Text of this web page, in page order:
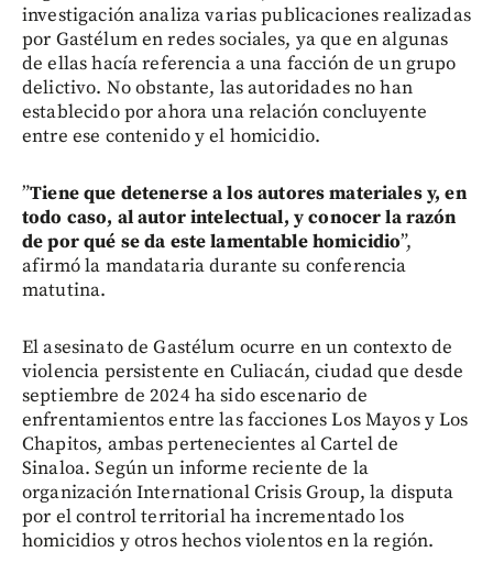
investigación analiza varias publicaciones realizadas
por Gastélum en redes sociales, ya que en algunas
de ellas hacía referencia a una facción de un grupo
delictivo. No obstante, las autoridades no han
establecido por ahora una relación concluyente
entre ese contenido y el homicidio.
”Tiene que detenerse a los autores materiales y, en
todo caso, al autor intelectual, y conocer la razón
de por qué se da este lamentable homicidio”,
afirmó la mandataria durante su conferencia
matutina.
El asesinato de Gastélum ocurre en un contexto de
violencia persistente en Culiacán, ciudad que desde
septiembre de 2024 ha sido escenario de
enfrentamientos entre las facciones Los Mayos y Los
Chapitos, ambas pertenecientes al Cartel de
Sinaloa. Según un informe reciente de la
organización International Crisis Group, la disputa
por el control territorial ha incrementado los
homicidios y otros hechos violentos en la región.